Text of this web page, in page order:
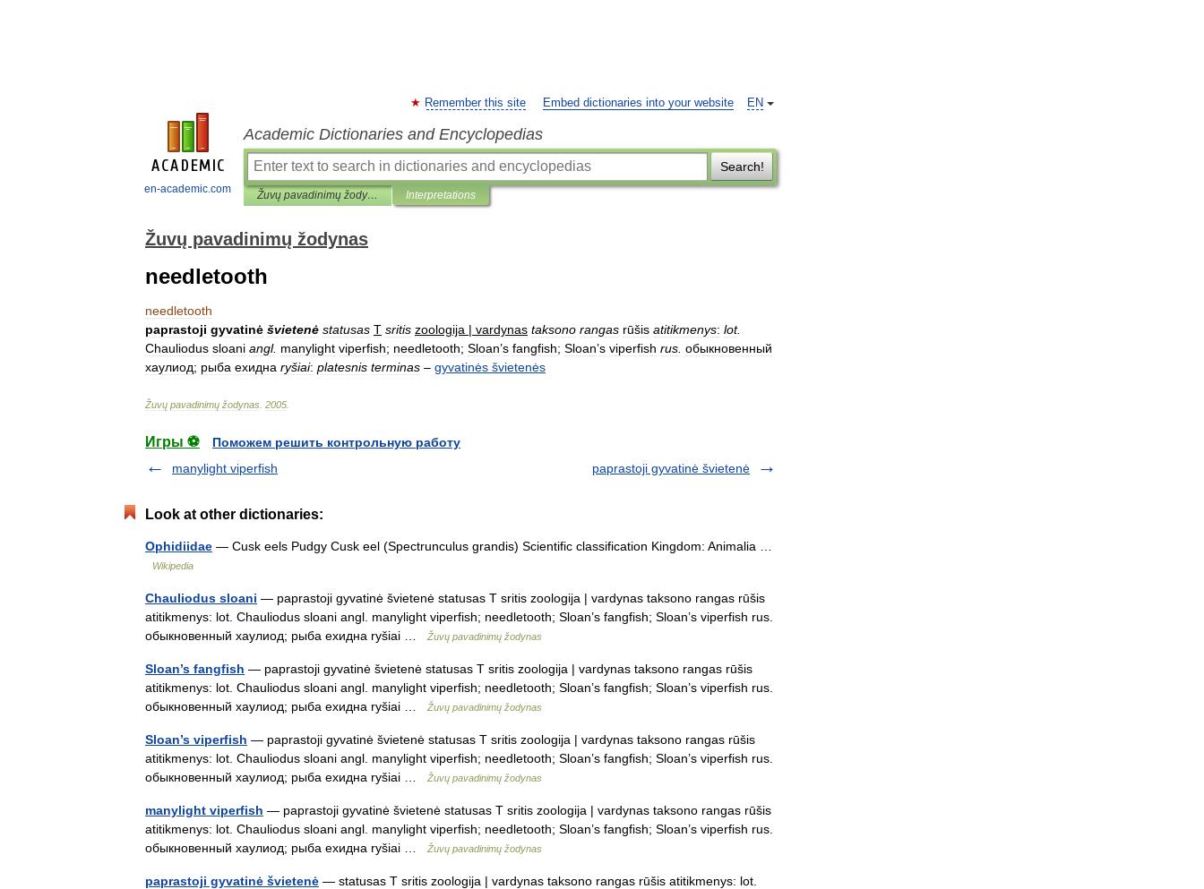
en-academic.com
EN
Remember this site Embed dictionaries into your website
Academic Dictionaries and Encyclopedias
Search!
Žuvų pavadinimų žodynas Interpretations
Žuvų pavadinimų žodynas
needletooth
needletooth
paprastoji gyvatinė švietenė statusas T sritis zoologija | vardynas taksono rangas rūšis atitikmenys: lot.
Chauliodus sloani angl. manylight viperfish; needletooth; Sloan’s fangfish; Sloan’s viperfish rus обыкновенный
хаулиод; рыба ехидна ryšiai: platesnis terminas – gyvatinės švietenės
Žuvų pavadinimų žodynas 2005
Игры ⚽
Поможем решить контрольную работу
manylight viperfish
paprastoji gyvatinė švietenė
Look at other dictionaries:
Ophidiidae — Cusk eels Pudgy Cusk eel (Spectrunculus grandis) Scientific classification Kingdom: Animalia …
Wikipedia
Chauliodus sloani — paprastoji gyvatinė švietenė statusas T sritis zoologija | vardynas taksono rangas rūšis
atitikmenys: lot. Chauliodus sloani angl. manylight viperfish; needletooth; Sloan’s fangfish; Sloan’s viperfish rus.
обыкновенный хаулиод; рыба ехидна ryšiai …
Žuvų pavadinimų žodynas
Sloan’s fangfish — paprastoji gyvatinė švietenė statusas T sritis zoologija | vardynas taksono rangas rūšis
atitikmenys: lot. Chauliodus sloani angl. manylight viperfish; needletooth; Sloan’s fangfish; Sloan’s viperfish rus.
обыкновенный хаулиод; рыба ехидна ryšiai …
Žuvų pavadinimų žodynas
Sloan’s viperfish — paprastoji gyvatinė švietenė statusas T sritis zoologija | vardynas taksono rangas rūšis
atitikmenys: lot. Chauliodus sloani angl. manylight viperfish; needletooth; Sloan’s fangfish; Sloan’s viperfish rus.
обыкновенный хаулиод; рыба ехидна ryšiai …
Žuvų pavadinimų žodynas
manylight viperfish — paprastoji gyvatinė švietenė statusas T sritis zoologija | vardynas taksono rangas rūšis
atitikmenys: lot. Chauliodus sloani angl. manylight viperfish; needletooth; Sloan’s fangfish; Sloan’s viperfish rus.
обыкновенный хаулиод; рыба ехидна ryšiai …
Žuvų pavadinimų žodynas
paprastoji gyvatinė švietenė — statusas T sritis zoologija | vardynas taksono rangas rūšis atitikmenys: lot.